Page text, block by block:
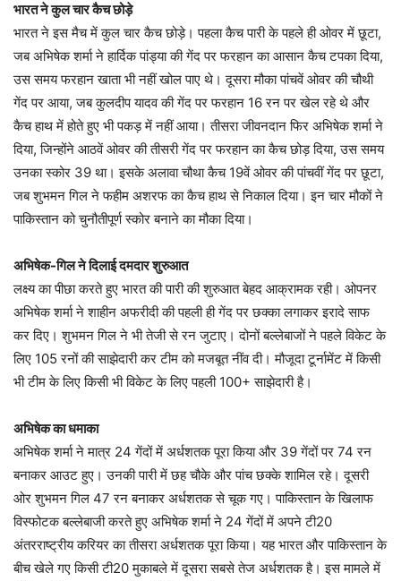
भारत ने कुल चार कैच छोड़े
भारत ने इस मैच में कुल चार कैच छोड़े। पहला कैच पारी के पहले ही ओवर में छूटा,
जब अभिषेक शर्मा ने हार्दिक पांड्या की गेंद पर फरहान का आसान कैच टपका दिया,
उस समय फरहान खाता भी नहीं खोल पाए थे। दूसरा मौका पांचवें ओवर की चौथी
गेंद पर आया, जब कुलदीप यादव की गेंद पर फरहान 16 रन पर खेल रहे थे और
कैच हाथ में होते हुए भी पकड़ में नहीं आया। तीसरा जीवनदान फिर अभिषेक शर्मा ने
दिया, जिन्होंने आठवें ओवर की तीसरी गेंद पर फरहान का कैच छोड़ दिया, उस समय
उनका स्कोर 39 था। इसके अलावा चौथा कैच 19वें ओवर की पांचवीं गेंद पर छूटा,
जब शुभमन गिल ने फहीम अशरफ का कैच हाथ से निकाल दिया। इन चार मौकों ने
पाकिस्तान को चुनौतीपूर्ण स्कोर बनाने का मौका दिया।
अभिषेक-गिल ने दिलाई दमदार शुरुआत
लक्ष्य का पीछा करते हुए भारत की पारी की शुरुआत बेहद आक्रामक रही। ओपनर
अभिषेक शर्मा ने शाहीन अफरीदी की पहली ही गेंद पर छक्का लगाकर इरादे साफ
कर दिए। शुभमन गिल ने भी तेजी से रन जुटाए। दोनों बल्लेबाजों ने पहले विकेट के
लिए 105 रनों की साझेदारी कर टीम को मजबूत नींव दी। मौजूदा टूर्नामेंट में किसी
भी टीम के लिए किसी भी विकेट के लिए पहली 100+ साझेदारी है।
अभिषेक का धमाका
अभिषेक शर्मा ने मात्र 24 गेंदों में अर्धशतक पूरा किया और 39 गेंदों पर 74 रन
बनाकर आउट हुए। उनकी पारी में छह चौके और पांच छक्के शामिल रहे। दूसरी
ओर शुभमन गिल 47 रन बनाकर अर्धशतक से चूक गए। पाकिस्तान के खिलाफ
विस्फोटक बल्लेबाजी करते हुए अभिषेक शर्मा ने 24 गेंदों में अपने टी20
अंतरराष्ट्रीय करियर का तीसरा अर्धशतक पूरा किया। यह भारत और पाकिस्तान के
बीच खेले गए किसी टी20 मुकाबले में दूसरा सबसे तेज अर्धशतक है। इस मामले में